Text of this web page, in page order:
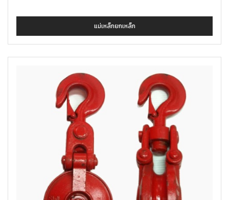
แม่เหล็กยกเหล็ก